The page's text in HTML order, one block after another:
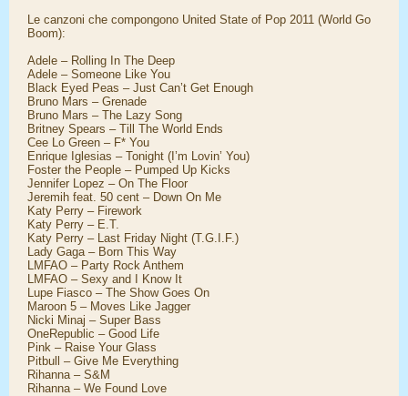
Le canzoni che compongono United State of Pop 2011 (World Go
Boom):
Adele – Rolling In The Deep
Adele – Someone Like You
Black Eyed Peas – Just Can’t Get Enough
Bruno Mars – Grenade
Bruno Mars – The Lazy Song
Britney Spears – Till The World Ends
Cee Lo Green – F* You
Enrique Iglesias – Tonight (I’m Lovin’ You)
Foster the People – Pumped Up Kicks
Jennifer Lopez – On The Floor
Jeremih feat. 50 cent – Down On Me
Katy Perry – Firework
Katy Perry – E.T.
Katy Perry – Last Friday Night (T.G.I.F.)
Lady Gaga – Born This Way
LMFAO – Party Rock Anthem
LMFAO – Sexy and I Know It
Lupe Fiasco – The Show Goes On
Maroon 5 – Moves Like Jagger
Nicki Minaj – Super Bass
OneRepublic – Good Life
Pink – Raise Your Glass
Pitbull – Give Me Everything
Rihanna – S&M
Rihanna – We Found Love